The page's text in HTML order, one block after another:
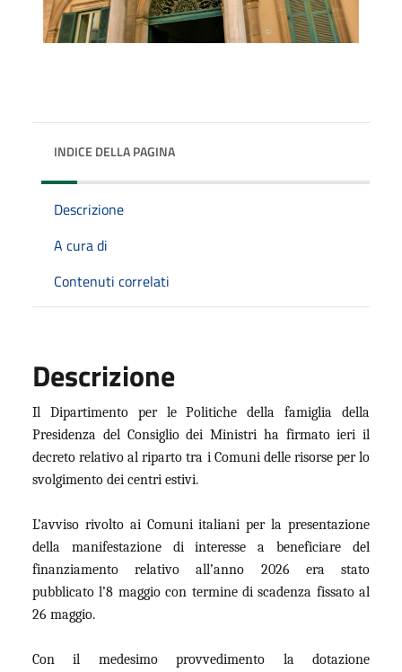
INDICE DELLA PAGINA
Descrizione
A cura di
Contenuti correlati
Descrizione
Il Dipartimento per le Politiche della famiglia della
Presidenza del Consiglio dei Ministri ha firmato ieri il
decreto relativo al riparto tra i Comuni delle risorse per lo
svolgimento dei centri estivi.
L’avviso rivolto ai Comuni italiani per la presentazione
della manifestazione di interesse a beneficiare del
finanziamento relativo all’anno 2026 era stato
pubblicato l’8 maggio con termine di scadenza fissato al
26 maggio.
Con il medesimo provvedimento la dotazione